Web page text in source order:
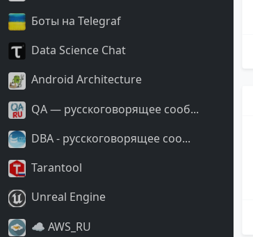
Боты на Telegraf
Data Science Chat
Android Architecture
QA — русскоговорящее сооб...
DBA - русскоговорящее соо...
Tarantool
Unreal Engine
☁️ AWS_RU